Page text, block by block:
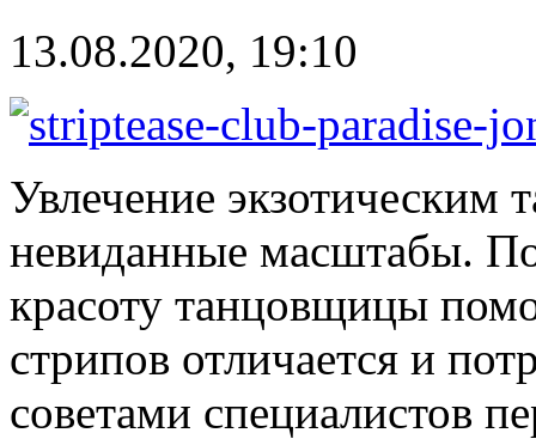
13.08.2020, 19:10
Увлечение экзотическим
невиданные масштабы.
красоту танцовщицы
стрипов отличается и
советами специалистов